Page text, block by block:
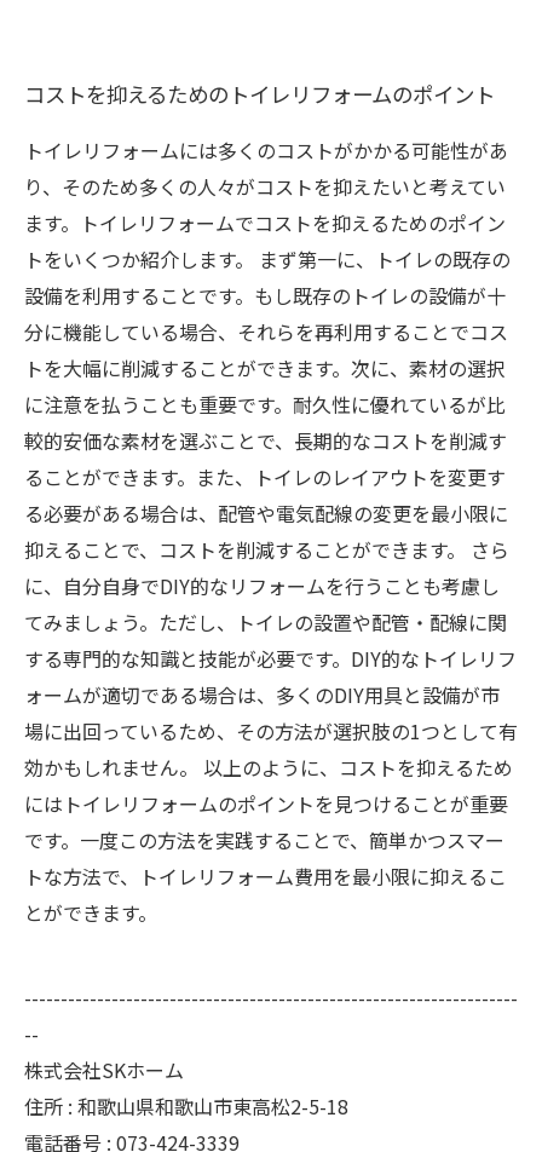
コストを抑えるためのトイレリフォームのポイント
トイレリフォームには多くのコストがかかる可能性があ
り、そのため多くの人々がコストを抑えたいと考えてい
ます。トイレリフォームでコストを抑えるためのポイン
トをいくつか紹介します。 まず第一に、トイレの既存の
設備を利用することです。もし既存のトイレの設備が十
分に機能している場合、それらを再利用することでコス
トを大幅に削減することができます。次に、素材の選択
に注意を払うことも重要です。耐久性に優れているが比
較的安価な素材を選ぶことで、長期的なコストを削減す
ることができます。また、トイレのレイアウトを変更す
る必要がある場合は、配管や電気配線の変更を最小限に
抑えることで、コストを削減することができます。 さら
に、自分自身でDIY的なリフォームを行うことも考慮し
てみましょう。ただし、トイレの設置や配管・配線に関
する専門的な知識と技能が必要です。DIY的なトイレリフ
ォームが適切である場合は、多くのDIY用具と設備が市
場に出回っているため、その方法が選択肢の1つとして有
効かもしれません。 以上のように、コストを抑えるため
にはトイレリフォームのポイントを見つけることが重要
です。一度この方法を実践することで、簡単かつスマー
トな方法で、トイレリフォーム費用を最小限に抑えるこ
とができます。
--------------------------------------------------------------------
--
株式会社SKホーム
住所 : 和歌山県和歌山市東高松2-5-18
電話番号 : 073-424-3339